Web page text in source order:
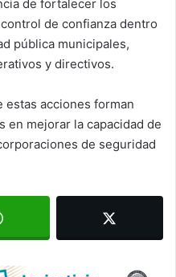
de fortalecer los
de confianza dentro
pública municipales,
y directivos.
estas acciones forman
en mejorar la capacidad de
de seguridad